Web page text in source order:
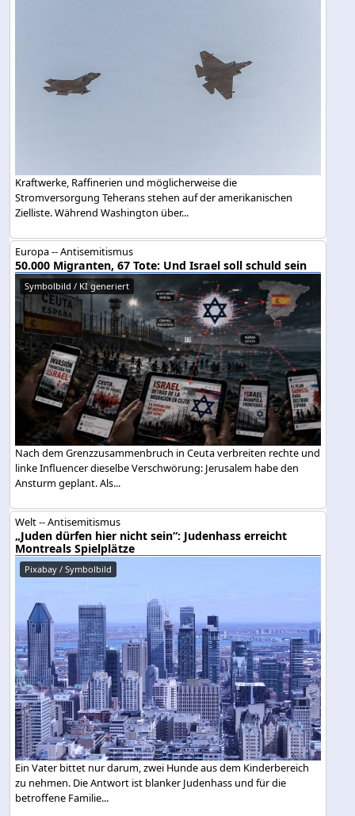
Kraftwerke, Raffinerien und möglicherweise die
Stromversorgung Teherans stehen auf der amerikanischen
Zielliste. Während Washington über...
Europa -- Antisemitismus
50.000 Migranten, 67 Tote: Und Israel soll schuld sein
Symbolbild / KI generiert
Nach dem Grenzzusammenbruch in Ceuta verbreiten rechte und
linke Influencer dieselbe Verschwörung: Jerusalem habe den
Ansturm geplant. Als...
Welt -- Antisemitismus
„Juden dürfen hier nicht sein“: Judenhass erreicht
Montreals Spielplätze
Pixabay / Symbolbild
Ein Vater bittet nur darum, zwei Hunde aus dem Kinderbereich
zu nehmen. Die Antwort ist blanker Judenhass und für die
betroffene Familie...